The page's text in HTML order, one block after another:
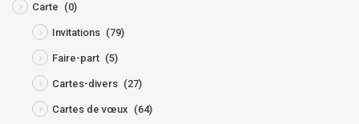
Carte (0)
Invitations (79)
Faire-part (5)
Cartes-divers (27)
Cartes de vœux (64)